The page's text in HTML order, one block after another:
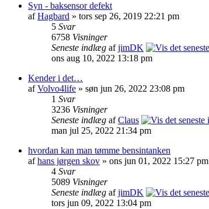
Syn - baksensor defekt
afHagbard » tors sep 26, 2019 22:21 pm
5 Svar
6758 Visninger
Seneste indlæg afjimDK
ons aug 10, 2022 13:18 pm
Kender i det…
afVolvo4life » søn jun 26, 2022 23:08 pm
1 Svar
3236 Visninger
Seneste indlæg afClaus
man jul 25, 2022 21:34 pm
hvordan kan man tømme bensintanken
afhans jørgen skov » ons jun 01, 2022 15:27 pm
4 Svar
5089 Visninger
Seneste indlæg afjimDK
tors jun 09, 2022 13:04 pm